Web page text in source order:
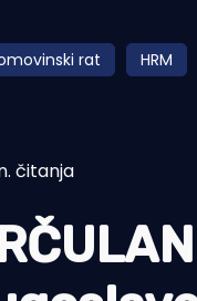
rat HRM
čitanja